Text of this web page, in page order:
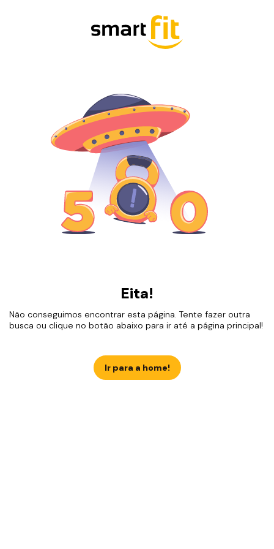
Eita!
Não conseguimos encontrar esta página. Tente fazer outra
busca ou clique no botão abaixo para ir até a página principal!
Ir para a home!